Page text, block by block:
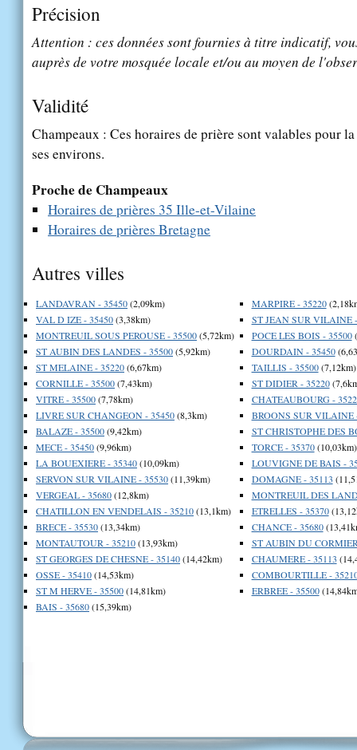
Précision
Attention : ces données sont fournies à titre indicatif,
auprès de votre mosquée locale et/ou au moyen de
Validité
Champeaux : Ces horaires de prière sont valables pour
ses environs.
Proche de Champeaux
Horaires de prières 35 Ille-et-Vilaine
Horaires de prières Bretagne
Autres villes
LANDAVRAN - 35450(2,09km)
VAL D IZE - 35450(3,38km)
MONTREUIL SOUS PEROUSE - 35500(5,72km)
ST AUBIN DES LANDES - 35500(5,92km)
ST MELAINE - 35220(6,67km)
CORNILLE - 35500(7,43km)
VITRE - 35500(7,78km)
LIVRE SUR CHANGEON - 35450(8,3km)
BALAZE - 35500(9,42km)
MECE - 35450(9,96km)
LA BOUEXIERE - 35340(10,09km)
SERVON SUR VILAINE - 35530(11,39km)
VERGEAL - 35680(12,8km)
CHATILLON EN VENDELAIS - 35210(13,1km)
BRECE - 35530(13,34km)
MONTAUTOUR - 35210(13,93km)
ST GEORGES DE CHESNE - 35140(14,42km)
OSSE - 35410(14,53km)
ST M HERVE - 35500(14,81km)
BAIS - 35680(15,39km)
MARPIRE - 35220
ST JEAN SUR VILAINE
POCE LES BOIS - 35500
DOURDAIN - 35450
TAILLIS - 35500(7,12km)
ST DIDIER - 35220
CHATEAUBOURG -
BROONS SUR VILAINE
ST CHRISTOPHE DES
TORCE - 35370(10,03km)
LOUVIGNE DE BAIS -
DOMAGNE - 35113
MONTREUIL DES
ETRELLES - 35370
CHANCE - 35680
ST AUBIN DU
CHAUMERE - 35113
COMBOURTILLE -
ERBREE - 35500